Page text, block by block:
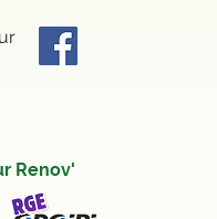
Renov'